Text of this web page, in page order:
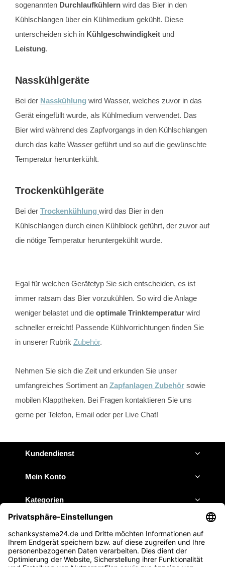
sogenannten Durchlaufkühlern wird das Bier in den
Kühlschlangen über ein Kühlmedium gekühlt. Diese
unterscheiden sich in Kühlgeschwindigkeit und
Leistung.
Nasskühlgeräte
Bei der Nasskühlung wird Wasser, welches zuvor in das
Gerät eingefüllt wurde, als Kühlmedium verwendet. Das
Bier wird während des Zapfvorgangs in den Kühlschlangen
durch das kalte Wasser geführt und so auf die gewünschte
Temperatur herunterkühlt.
Trockenkühlgeräte
Bei der Trockenkühlung wird das Bier in den
Kühlschlangen durch einen Kühlblock geführt, der zuvor auf
die nötige Temperatur heruntergekühlt wurde.
Egal für welchen Gerätetyp Sie sich entscheiden, es ist
immer ratsam das Bier vorzukühlen. So wird die Anlage
weniger belastet und die optimale Trinktemperatur wird
schneller erreicht! Passende Kühlvorrichtungen finden Sie
in unserer Rubrik Zubehör.
Nehmen Sie sich die Zeit und erkunden Sie unser
umfangreiches Sortiment an Zapfanlagen Zubehör sowie
mobilen Klapptheken. Bei Fragen kontaktieren Sie uns
gerne per Telefon, Email oder per Live Chat!
Kundendienst
Mein Konto
Kategorien
Impressum
JETZT ANRUFEN E-MAIL SCHREIBEN